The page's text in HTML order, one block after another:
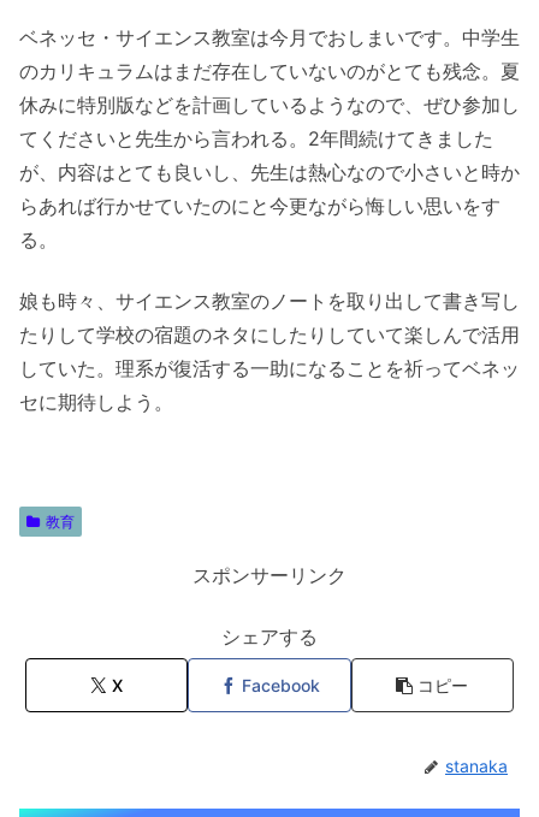
ベネッセ・サイエンス教室は今月でおしまいです。中学生
のカリキュラムはまだ存在していないのがとても残念。夏
休みに特別版などを計画しているようなので、ぜひ参加し
てくださいと先生から言われる。2年間続けてきました
が、内容はとても良いし、先生は熱心なので小さいと時か
らあれば行かせていたのにと今更ながら悔しい思いをす
る。
娘も時々、サイエンス教室のノートを取り出して書き写し
たりして学校の宿題のネタにしたりしていて楽しんで活用
していた。理系が復活する一助になることを祈ってベネッ
セに期待しよう。
教育
スポンサーリンク
シェアする
X Facebook コピー
stanaka